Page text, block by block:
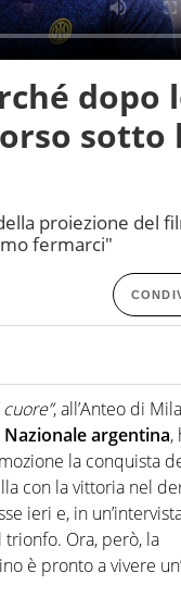
dopo
sotto
proiezione del
fermarci"
ma non rinuncia
che il rettangolo
, all’Anteo di
Nazionaleargentina,
la conquista
con la vittoria nel
ieri e, in
Ora, però, la
è pronto a vivere